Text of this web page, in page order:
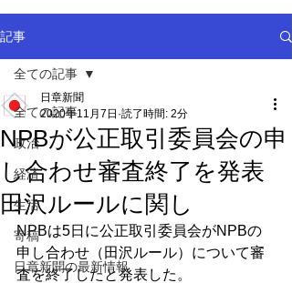
記事
全ての記事
政治
経済
生活
寄稿
日章新聞の最新情報
全ての記事
NPBが公正取引委員会の申
し合わせ審査終了を発表
田沢ルールに関し
日章新聞
2020年11月7日 読了時間: 2分
NPBは5日に公正取引委員会がNPBの
申し合わせ（田沢ルール）について審
査を終了したと発表した。